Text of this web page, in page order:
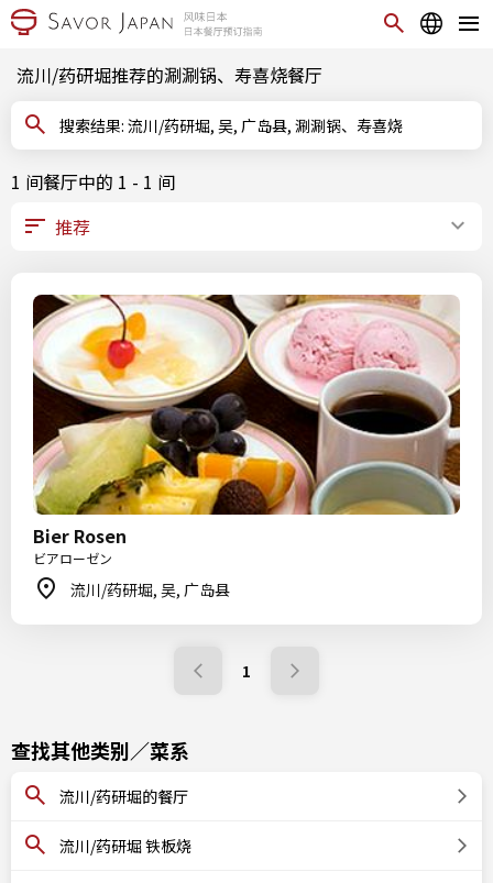
流川/药研堀推荐的涮涮锅、寿喜烧餐厅
搜索结果: 流川/药研堀, 吴, 广岛县, 涮涮锅、寿喜烧
1 间餐厅中的 1 - 1 间
Bier Rosen
ビアローゼン
流川/药研堀, 吴, 广岛县
1
查找其他类别／菜系
流川/药研堀的餐厅
流川/药研堀 铁板烧